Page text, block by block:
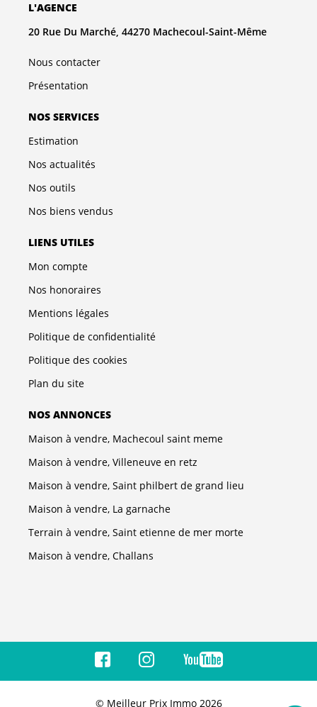
L'AGENCE
20 Rue Du Marché, 44270 Machecoul-Saint-Même
Nous contacter
Présentation
NOS SERVICES
Estimation
Nos actualités
Nos outils
Nos biens vendus
LIENS UTILES
Mon compte
Nos honoraires
Mentions légales
Politique de confidentialité
Politique des cookies
Plan du site
NOS ANNONCES
Maison à vendre, Machecoul saint meme
Maison à vendre, Villeneuve en retz
Maison à vendre, Saint philbert de grand lieu
Maison à vendre, La garnache
Terrain à vendre, Saint etienne de mer morte
Maison à vendre, Challans
© Meilleur Prix Immo 2026